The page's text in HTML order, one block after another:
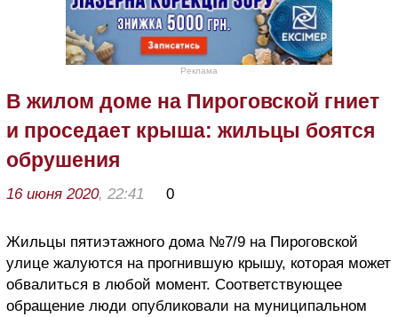
Реклама
В жилом доме на Пироговской гниет
и проседает крыша: жильцы боятся
обрушения
16 июня 2020, 22:41 0
Жильцы пятиэтажного дома №7/9 на Пироговской
улице жалуются на прогнившую крышу, которая может
обвалиться в любой момент. Соответствующее
обращение люди опубликовали на муниципальном